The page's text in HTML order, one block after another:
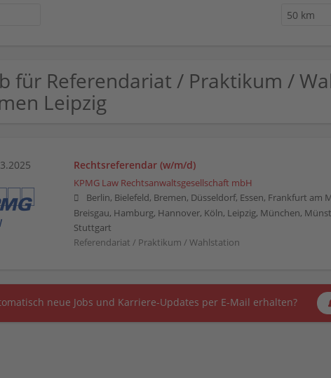
50 km
für Referendariat / Praktikum /
Leipzig
Rechtsreferendar (w/m/d)
KPMG Law Rechtsanwaltsgesellschaft mbH
Berlin, Bielefeld, Bremen, Düsseldorf, Essen, Frankfurt am
Breisgau, Hamburg, Hannover, Köln, Leipzig, München,
Stuttgart
Referendariat / Praktikum / Wahlstation
neue Jobs und Karriere-Updates per E-Mail erhalten?